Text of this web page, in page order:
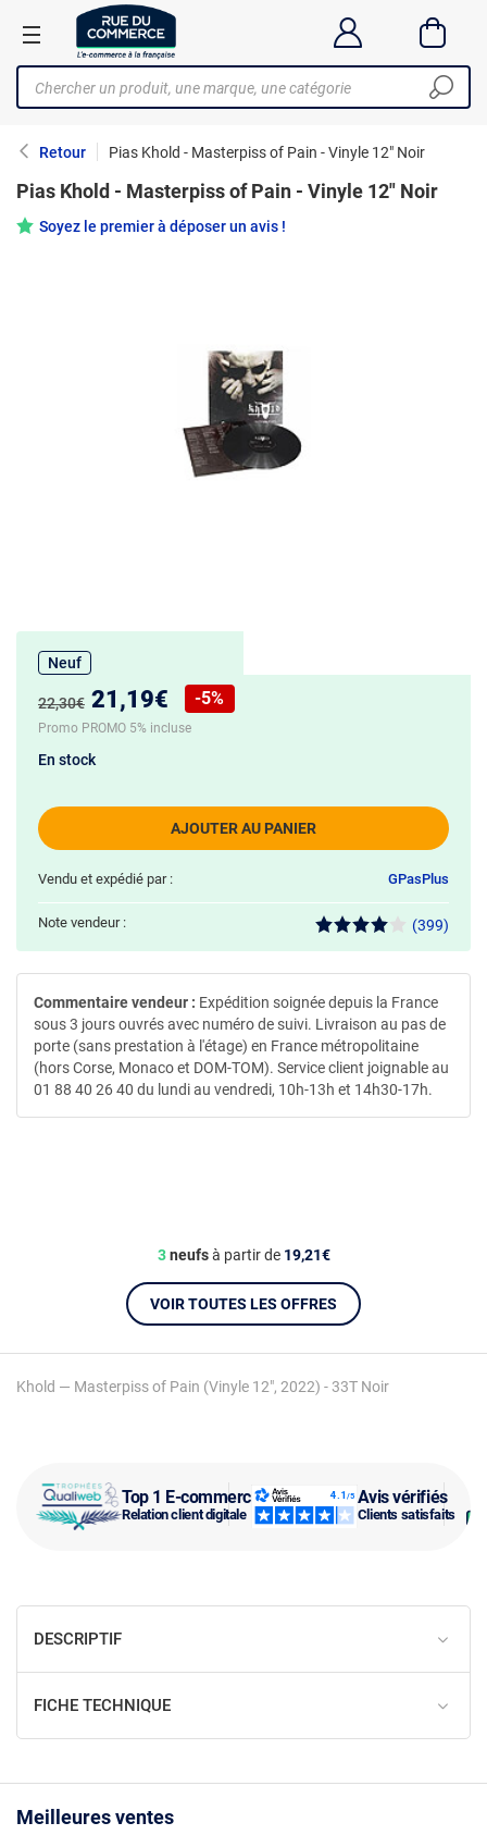
Retour Pias Khold - Masterpiss of Pain - Vinyle 12" Noir
Top 1 E-commerce
Relation client digitale
Avis vérifiés
Clients satisfaits
Pias Khold - Masterpiss of Pain - Vinyle 12" Noir
Soyez le premier à déposer un avis !
Khold — Masterpiss of Pain (Vinyle 12", 2022) - 33T Noir
Neuf
Ancien prix :
22,30€ Nouveau prix :
21,19€
Réduction de :
-5%
Promo PROMO 5% incluse
AJOUTER AU PANIER
En stock
Vendu et expédié par : GPasPlus
Note vendeur : (399)
3neufsà partir de 19,21€
VOIR TOUTES LES OFFRES
Commentaire vendeur : Expédition soignée depuis la France
sous 3 jours ouvrés avec numéro de suivi. Livraison au pas de
porte (sans prestation à l'étage) en France métropolitaine
(hors Corse, Monaco et DOM-TOM). Service client joignable au
01 88 40 26 40 du lundi au vendredi, 10h-13h et 14h30-17h.
DESCRIPTIF
FICHE TECHNIQUE
Meilleures ventes